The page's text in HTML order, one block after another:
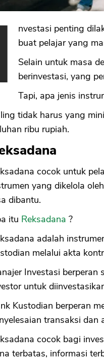
nvestasi penting
buat pelajar yang
Selain untuk masa
berinvestasi, yang
Tapi, apa jenis
tidak harus yang
ribu rupiah.
cocok untuk
yang dikelola
dibantu.
itu Reksadana ?
adalah
melalui akta
Investasi berperan
untuk
Kustodian berperan
transaksi dan
cocok bagi
terbatas, informasi